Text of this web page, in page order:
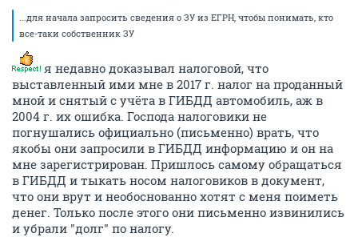
...для начала запросить сведения о ЗУ из ЕГРН, чтобы понимать, кто
все-таки собственник ЗУ
я недавно доказывал налоговой, что
выставленный ими мне в 2017 г. налог на проданный
мной и снятый с учёта в ГИБДД автомобиль, аж в
2004 г. их ошибка. Господа налоговики не
погнушались официально (письменно) врать, что
якобы они запросили в ГИБДД информацию и он на
мне зарегистрирован. Пришлось самому обращаться
в ГИБДД и тыкать носом налоговиков в документ,
что они врут и необоснованно хотят с меня поиметь
денег. Только после этого они письменно извинились
и убрали "долг" по налогу.